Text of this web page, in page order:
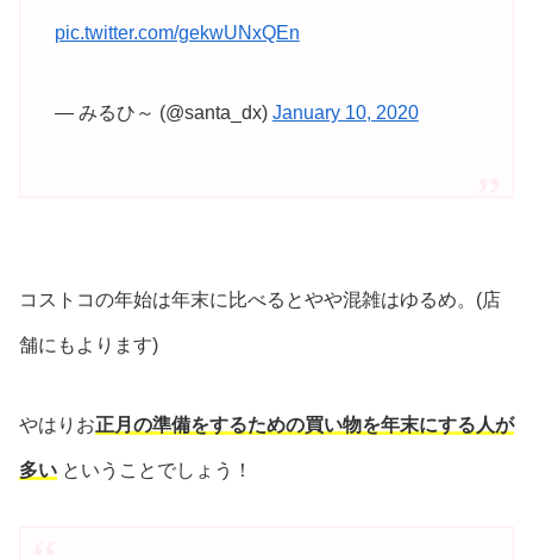
pic.twitter.com/gekwUNxQEn
— みるひ～ (@santa_dx) January 10, 2020
コストコの年始は年末に比べるとやや混雑はゆるめ。(店
舗にもよります)
やはりお正月の準備をするための買い物を年末にする人が
多い ということでしょう！